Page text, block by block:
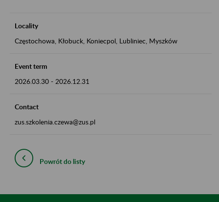
Locality
Częstochowa, Kłobuck, Koniecpol, Lubliniec, Myszków
Event term
2026.03.30 - 2026.12.31
Contact
zus.szkolenia.czewa@zus.pl
Powrót do listy